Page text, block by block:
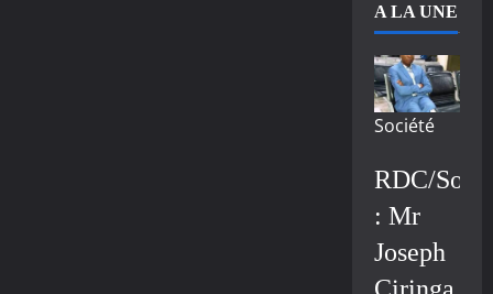
A LA UNE
Société
RDC/
: Mr
Joseph
Ciringa